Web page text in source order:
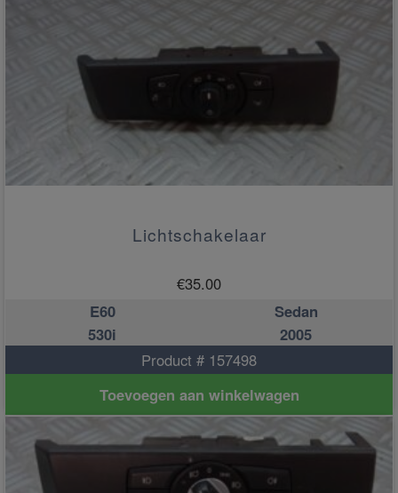
Lichtschakelaar
€35.00
E60
Sedan
530i
2005
Product # 157498
Toevoegen aan winkelwagen